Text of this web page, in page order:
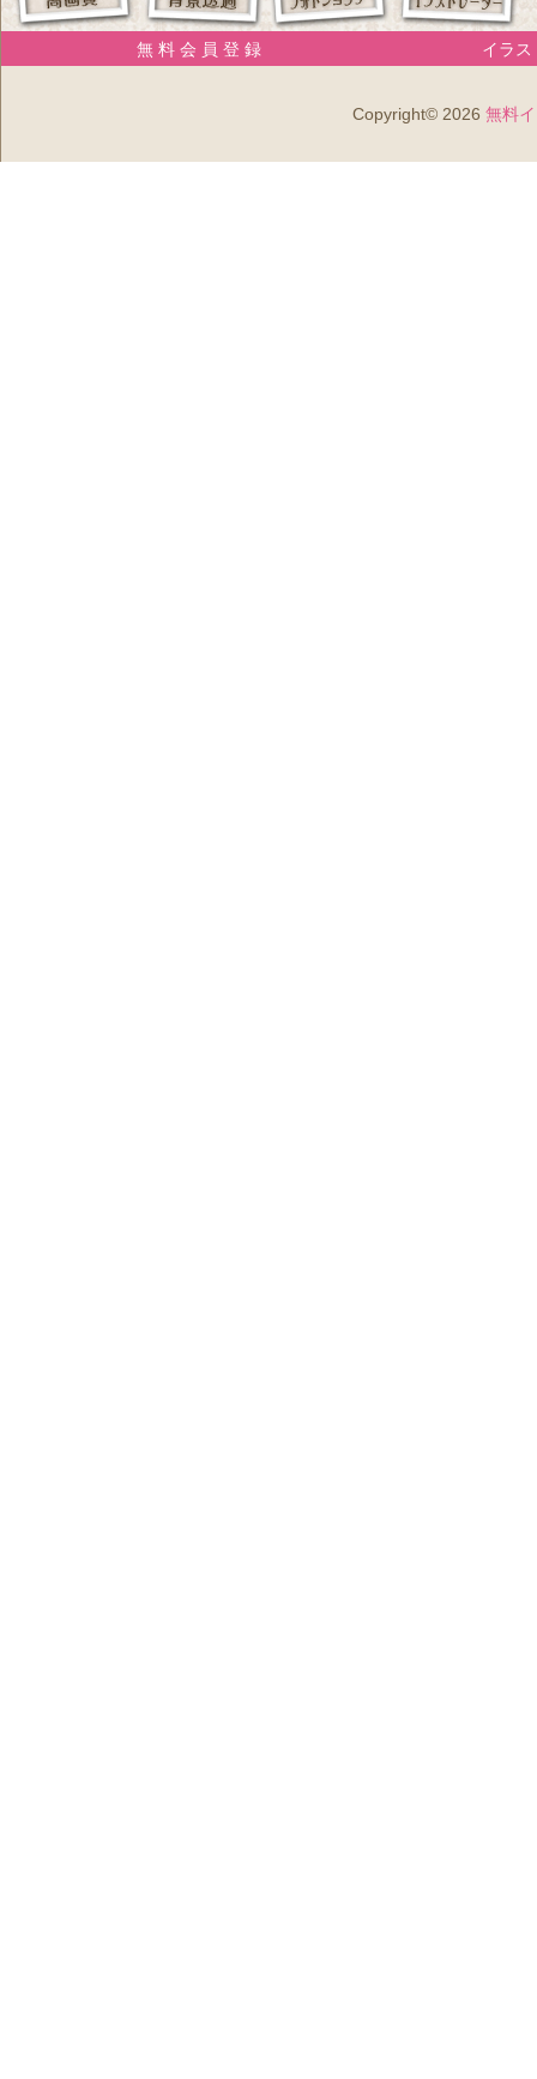
無 料 会 員 登 録 イラス
Copyright© 2026 無料